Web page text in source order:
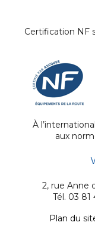
Certification NF
À
aux
2, rue Anne
Tél. 03 81
Plan du